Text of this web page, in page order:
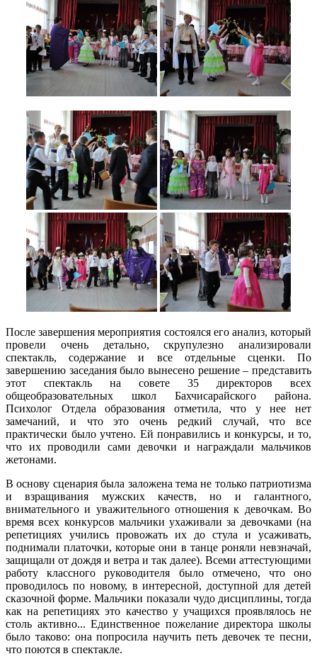
После завершения мероприятия состоялся его анализ, который
провели очень детально, скрупулезно анализировали
спектакль, содержание и все отдельные сценки. По
завершению заседания было вынесено решение – представить
этот спектакль на совете 35 директоров всех
общеобразовательных школ Бахчисарайского района.
Психолог Отдела образования отметила, что у нее нет
замечаний, и что это очень редкий случай, что все
практически было учтено. Ей понравились и конкурсы, и то,
что их проводили сами девочки и награждали мальчиков
жетонами.
В основу сценария была заложена тема не только патриотизма
и взращивания мужских качеств, но и галантного,
внимательного и уважительного отношения к девочкам. Во
время всех конкурсов мальчики ухаживали за девочками (на
репетициях учились провожать их до стула и усаживать,
поднимали платочки, которые они в танце роняли невзначай,
защищали от дождя и ветра и так далее). Всеми аттестующими
работу классного руководителя было отмечено, что оно
проводилось по новому, в интересной, доступной для детей
сказочной форме. Мальчики показали чудо дисциплины, тогда
как на репетициях это качество у учащихся проявлялось не
столь активно... Единственное пожелание директора школы
было таково: она попросила научить петь девочек те песни,
что поются в спектакле.